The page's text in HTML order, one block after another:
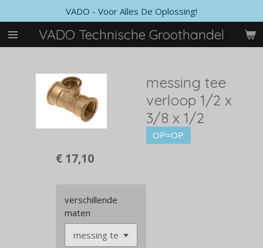
direct
naar
de
VADO Technische Groothandel
VADO - Voor Alles De Oplossing!
messing tee
verloop 1/2 x
3/8 x 1/2
OP=OP
€ 17,10
verschillende
maten